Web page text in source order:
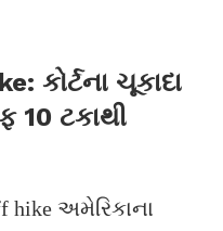
કોર્ટના ચૂકાદા
10 ટકાથી
hike અમેરિકાના